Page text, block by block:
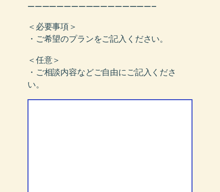
—————————————————–
＜必要事項＞
・ご希望のプランをご記入ください。
＜任意＞
・ご相談内容などご自由にご記入くださ
い。